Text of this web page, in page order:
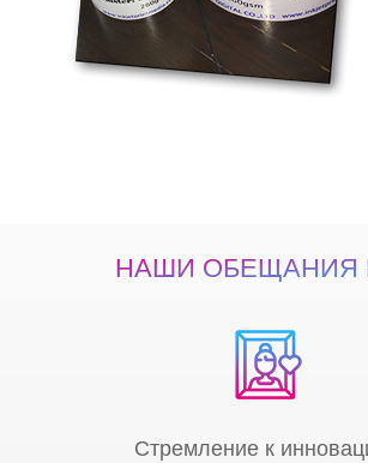
НАШИ ОБЕЩАНИЯ
Стремление к